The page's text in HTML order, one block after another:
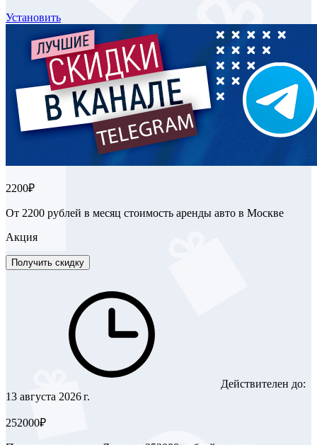
Установить
2200₽
От 2200 рублей в месяц стоимость аренды авто в Москве
Акция
Получить скидку
Действителен до:
13 августа 2026 г.
252000₽